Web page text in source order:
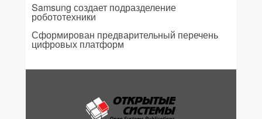
Samsung создает подразделение
робототехники
Сформирован предварительный перечень
цифровых платформ